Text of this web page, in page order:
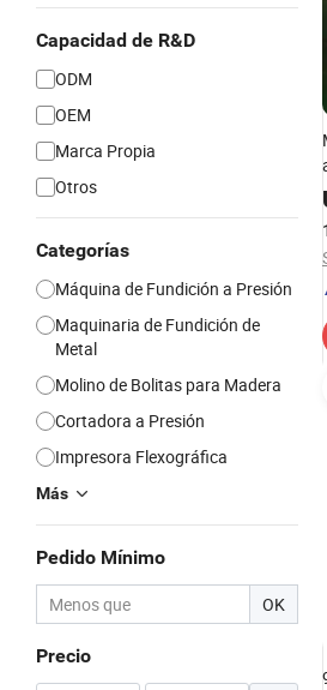
Capacidad de R&D
ODM
OEM
Marca Propia
Otros
Categorías
Máquina de Fundición a Presión
Maquinaria de Fundición de
Metal
Molino de Bolitas para Madera
Cortadora a Presión
Impresora Flexográfica
Más
Pedido Mínimo
OK
Precio